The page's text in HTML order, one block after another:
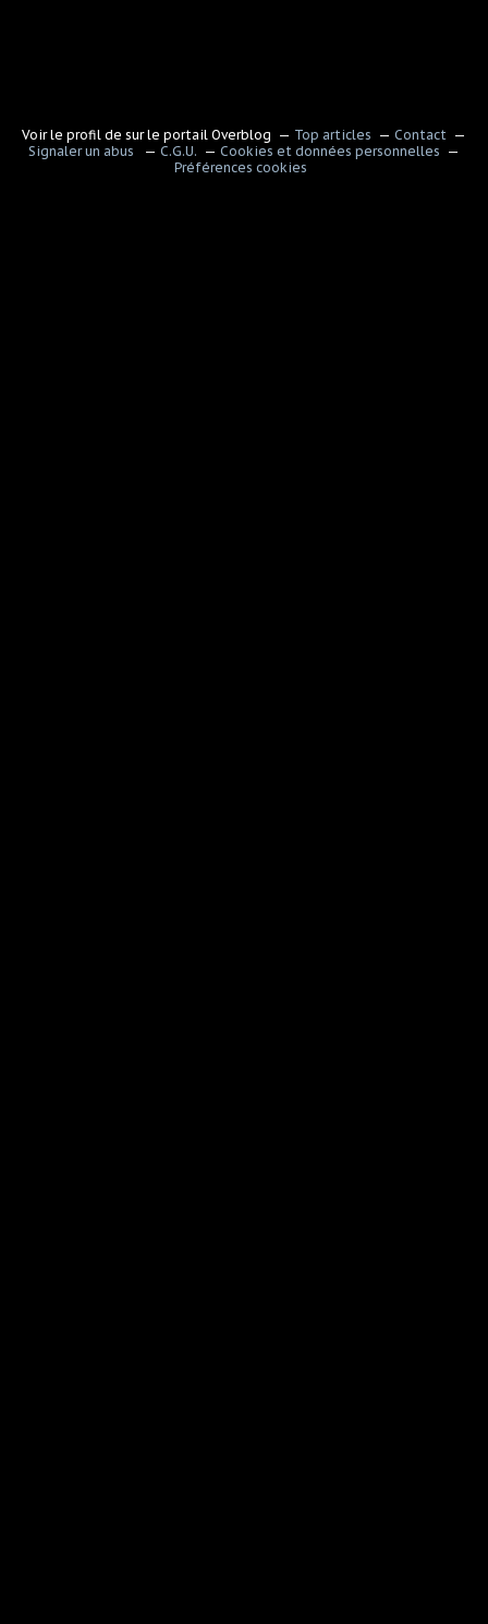
Voir le profil de sur le portail Overblog Top articles
Contact
Signaler un abus
C.G.U.
Cookies et données personnelles
Préférences cookies